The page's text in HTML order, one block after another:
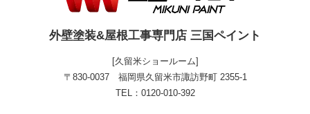
外壁塗装&屋根工事専門店 三国ペイント
[久留米ショールーム]
〒830-0037 福岡県久留米市諏訪野町 2355-1
TEL：0120-010-392